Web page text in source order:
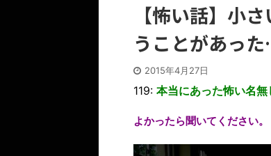
【怖い話】小
うことがあっ
2015年4月27日
119: 本当にあった怖い名無
よかったら聞いてください。